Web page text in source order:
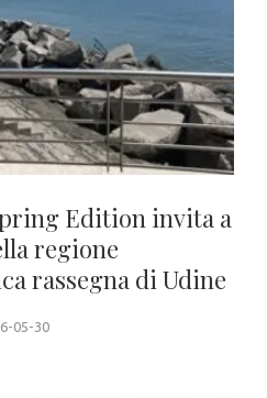
Edition invita a
regione
rassegna di Udine
05-30